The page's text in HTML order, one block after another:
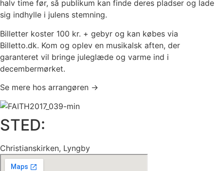
halv time før, så publikum kan finde deres pladser og lade
sig indhylle i julens stemning.
Billetter koster 100 kr. + gebyr og kan købes via
Billetto.dk. Kom og oplev en musikalsk aften, der
garanteret vil bringe juleglæde og varme ind i
decembermørket.
Se mere hos arrangøren →
STED:
Christianskirken, Lyngby